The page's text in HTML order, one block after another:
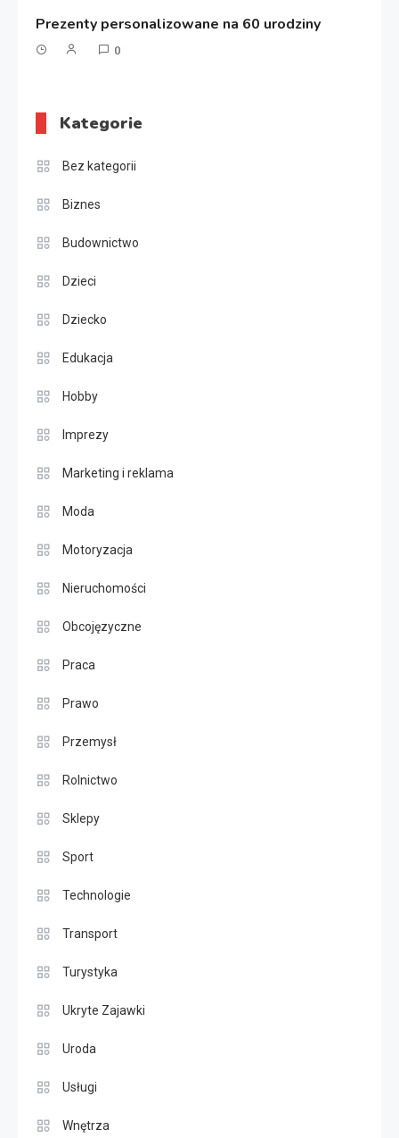
Prezenty personalizowane na 60 urodziny
0
Kategorie
Bez kategorii
Biznes
Budownictwo
Dzieci
Dziecko
Edukacja
Hobby
Imprezy
Marketing i reklama
Moda
Motoryzacja
Nieruchomości
Obcojęzyczne
Praca
Prawo
Przemysł
Rolnictwo
Sklepy
Sport
Technologie
Transport
Turystyka
Ukryte Zajawki
Uroda
Usługi
Wnętrza